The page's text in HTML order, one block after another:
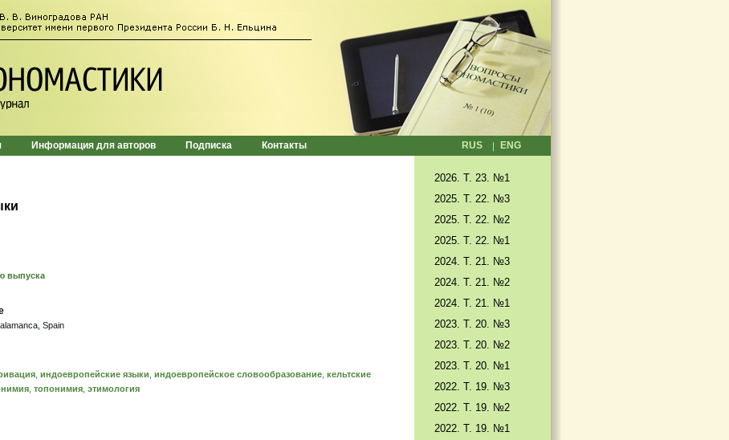
Информация для авторов Подписка Контакты RUS ENG
выпуска
Spain
индоевропейские языки индоевропейское словообразование кельтские
топонимия этимология
2026. T. 23. №1
2025. T. 22. №3
2025. Т. 22. №2
2025. Т. 22. №1
2024. Т. 21. №3
2024. Т. 21. №2
2024. Т. 21. №1
2023. Т. 20. №3
2023. Т. 20. №2
2023. Т. 20. №1
2022. Т. 19. №3
2022. Т. 19. №2
2022. Т. 19. №1